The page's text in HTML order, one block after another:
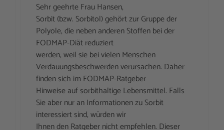
Sehr geehrte Frau Hansen,
Sorbit (bzw. Sorbitol) gehört zur Gruppe der
Polyole, die neben anderen Stoffen bei der
FODMAP-Diät reduziert
werden, weil sie bei vielen Menschen
Verdauungsbeschwerden verursachen. Daher
finden sich im FODMAP-Ratgeber
Hinweise auf sorbithaltige Lebensmittel. Falls
Sie aber nur an Informationen zu Sorbit
interessiert sind, würden wir
Ihnen den Ratgeber nicht empfehlen. Dieser